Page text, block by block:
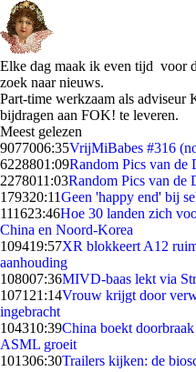
Elke dag maak ik even tijd voor
zoek naar nieuws.
Part-time werkzaam als
bijdragen aan FOK! te leveren.
Meest gelezen
9077006:35VrijMiBabes #316
6228801:09Random Pics van de
2278011:03Random Pics van de
179320:11Geen 'happy end' bij
111623:46Hoe 30 landen zich
China en Noord-Korea
109419:57XR blokkeert A12
aanhouding
108007:36MIVD-baas lekt via
1071 21:14Vrouw krijgt door
ingebracht
104310:39China boekt
ASML groeit
101306:30Trailers kijken: de